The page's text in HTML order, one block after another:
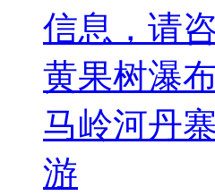
信息，请
黄果树瀑
马岭河丹
游